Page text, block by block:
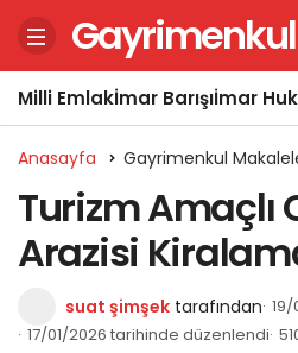
Milli Emlakİmar Barışıİmar
Anasayfa Gayrimenkul
Turizm Amaçlı
Arazisi
suat şimşek tarafından
17/01/2026 tarihinde düzenlendi